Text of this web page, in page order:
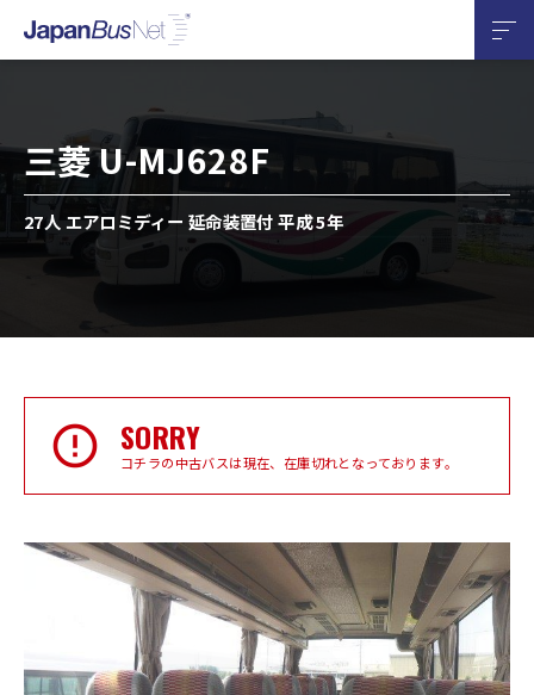
三菱 U-MJ628F
27人 エアロミディー 延命装置付 平成 5年
SORRY
コチラの中古バスは現在、在庫切れとなっております。